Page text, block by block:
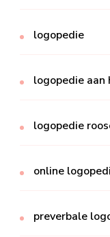
logopedie
logopedie aan
logopedie
online
preverbale